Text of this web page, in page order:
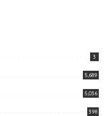
3
5,689
5,036
398